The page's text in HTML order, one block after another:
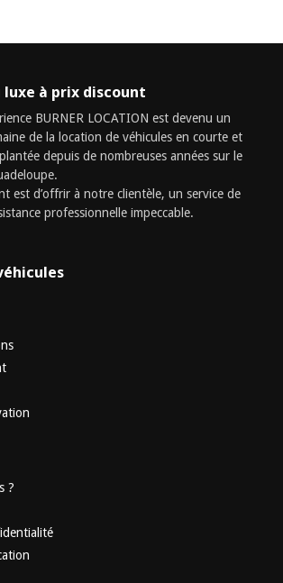
luxe à prix discount
BURNER LOCATION est devenu un
de la location de véhicules en courte et
depuis de nombreuses années sur le
est d’offrir à notre clientèle, un service de
professionnelle impeccable.
?